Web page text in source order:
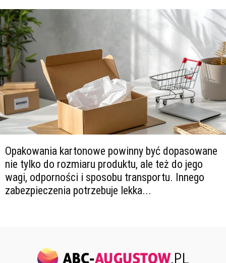
Opakowania kartonowe powinny być dopasowane
nie tylko do rozmiaru produktu, ale też do jego
wagi, odporności i sposobu transportu. Innego
zabezpieczenia potrzebuje lekka...